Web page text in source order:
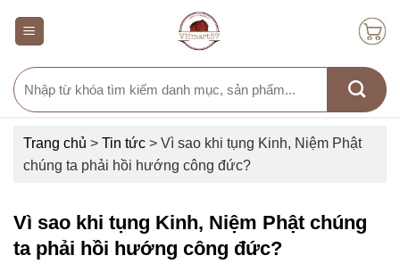
Search
for:
Trang chủ > Tin tức > Vì sao khi tụng Kinh, Niệm Phật
chúng ta phải hồi hướng công đức?
Vì sao khi tụng Kinh, Niệm Phật chúng
ta phải hồi hướng công đức?